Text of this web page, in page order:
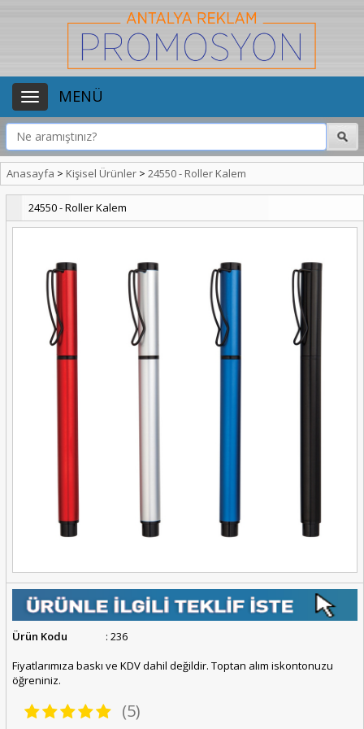
MENÜ
Anasayfa > Kişisel Ürünler > 24550 - Roller Kalem
24550 - Roller Kalem
Ürün Kodu
: 236
Fiyatlarımıza baskı ve KDV dahil değildir. Toptan alım iskontonuzu
öğreniniz.
(5)